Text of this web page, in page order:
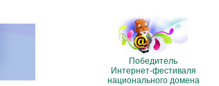
Победитель
Интернет-фестиваля
национального домена